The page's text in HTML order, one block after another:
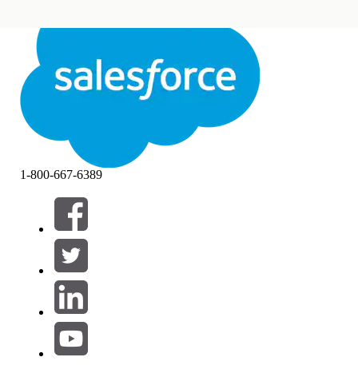
Sluiten Sluiten
Filters (0)
FILTERS SELECTEREN
Productgebied
1-800-667-6389